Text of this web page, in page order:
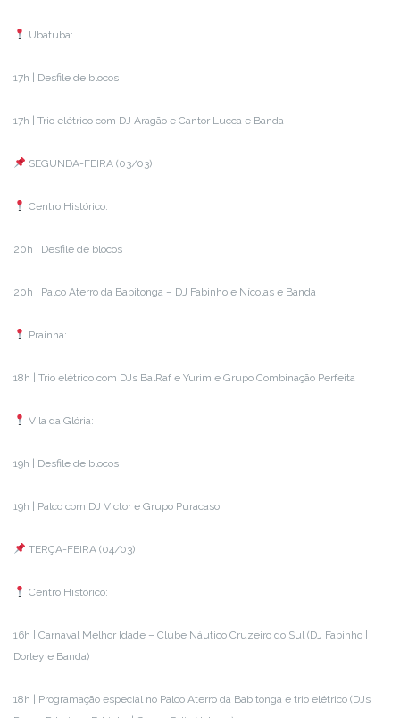
Ubatuba:
17h | Desfile de blocos
17h | Trio elétrico com DJ Aragão e Cantor Lucca e Banda
SEGUNDA-FEIRA (03/03)
Centro Histórico:
20h | Desfile de blocos
20h | Palco Aterro da Babitonga – DJ Fabinho e Nícolas e Banda
Prainha:
18h | Trio elétrico com DJs BalRaf e Yurim e Grupo Combinação Perfeita
Vila da Glória:
19h | Desfile de blocos
19h | Palco com DJ Victor e Grupo Puracaso
TERÇA-FEIRA (04/03)
Centro Histórico:
16h | Carnaval Melhor Idade – Clube Náutico Cruzeiro do Sul (DJ Fabinho |
Dorley e Banda)
18h | Programação especial no Palco Aterro da Babitonga e trio elétrico (DJs